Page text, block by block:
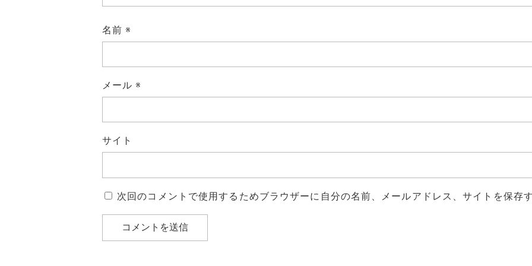
名前※
メール※
サイト
次回のコメントで使用するためブラウザーに自分の名前、メールアドレス、サイトを保存